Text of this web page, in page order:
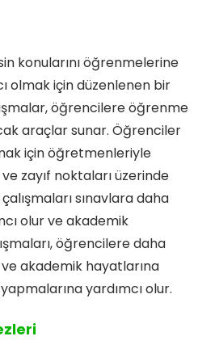
konularını öğrenmelerine
olmak için düzenlenen bir
öğrencilere öğrenme
araçlar sunar. Öğrenciler
için öğretmenleriyle
zayıf noktaları üzerinde
sınavlara daha
olur ve akademik
öğrencilere daha
akademik hayatlarına
yardımcı olur.